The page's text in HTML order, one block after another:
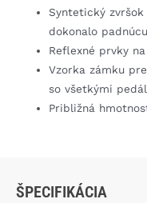
Syntetický
dokonalo
Reflexné prvky
Vzorka zámku
so všetkými
Približná
ŠPECIFIKÁCIA